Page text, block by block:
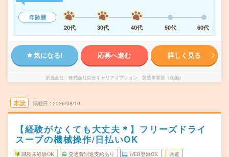
年齢層
20代
30代 40代 50代 60代
気になる! 応募へ進む 詳しく見る
派遣会社 株式会社綜合キャリアオプション 製造事業部（全国）
未読 掲載日 2026/08/10
【経験がなくても大丈夫＊】フリーズドライ
スープの機械操作/日払いOK
職種未経験OK 交通費別途支給あり WEB登録OK 派遣